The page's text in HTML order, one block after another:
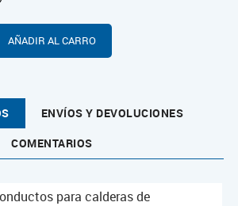
AÑADIR AL CARRO
ENVÍOS Y DEVOLUCIONES
COMENTARIOS
para calderas de